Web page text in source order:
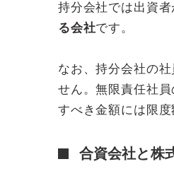
持分会社では出資
る会社です。
なお、持分会社の
せん。無限責任社
すべき金額には限度
合資会社と株